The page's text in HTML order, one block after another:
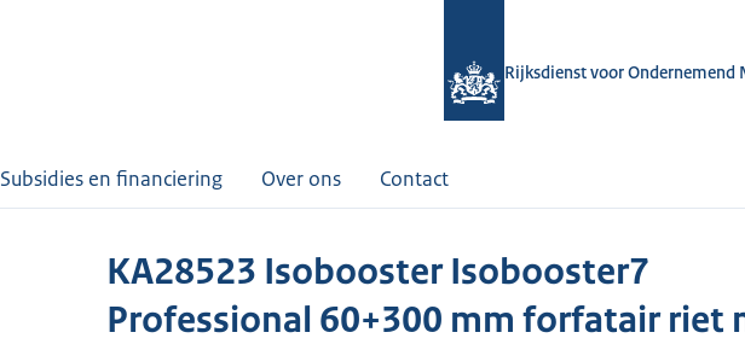
Rijksdienst voor Ondernemend
Subsidies en financiering Over ons Contact
KA28523 Isobooster Isobooster7
Professional 60+300 mm forfatair riet